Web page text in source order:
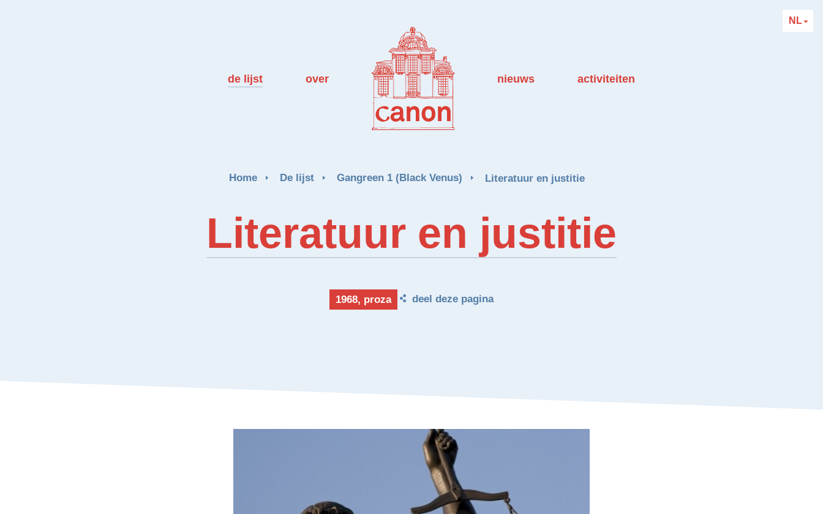
NL
de lijst over nieuws activiteiten
Home De lijst Gangreen 1 (Black Venus) Literatuur en justitie
Literatuur en justitie
1968, proza deel deze pagina